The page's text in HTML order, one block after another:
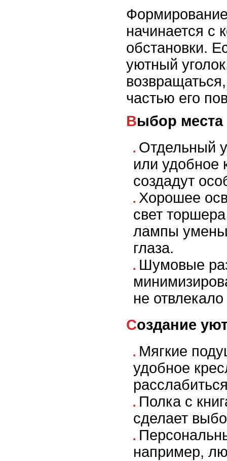
начинается с
обстановки.
уютный
частью его
Выбор места
Отдельный
или удобное
создадут
Хорошее
свет
лампы
глаза.
Шумовые
не
Создание
Мягкие
удобное
Полка с
сделает
например,